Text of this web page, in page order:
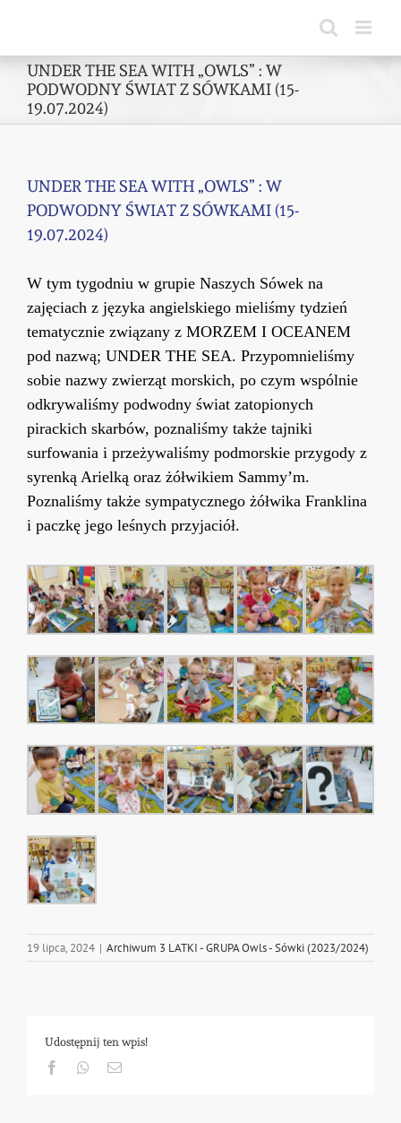
UNDER THE SEA WITH „OWLS” : W
PODWODNY ŚWIAT Z SÓWKAMI (15-
19.07.2024)
UNDER THE SEA WITH „OWLS” : W
PODWODNY ŚWIAT Z SÓWKAMI (15-
19.07.2024)
W tym tygodniu w grupie Naszych Sówek na
zajęciach z języka angielskiego mieliśmy tydzień
tematycznie związany z MORZEM I OCEANEM
pod nazwą; UNDER THE SEA. Przypomnieliśmy
sobie nazwy zwierząt morskich, po czym wspólnie
odkrywaliśmy podwodny świat zatopionych
pirackich skarbów, poznaliśmy także tajniki
surfowania i przeżywaliśmy podmorskie przygody z
syrenką Arielką oraz żółwikiem Sammy’m.
Poznaliśmy także sympatycznego żółwika Franklina
i paczkę jego leśnych przyjaciół.
19 lipca, 2024 | Archiwum 3 LATKI - GRUPA Owls - Sówki (2023/2024)
Udostępnij ten wpis!
FacebookWhatsapp
Email